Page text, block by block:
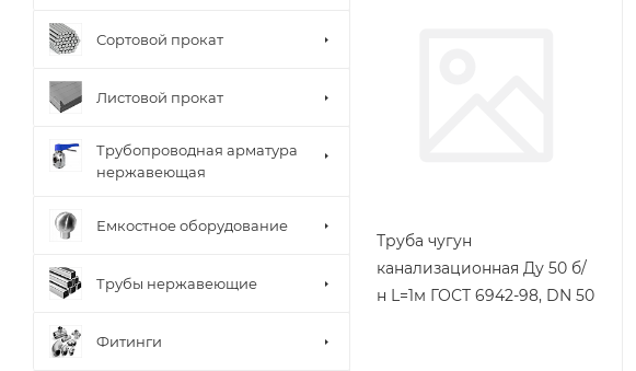
Труба чугун
канализационная Ду 50 б/
н L=1м ГОСТ 6942-98, DN 50
Сортовой прокат
Листовой прокат
Трубопроводная арматура
нержавеющая
Емкостное оборудование
Трубы нержавеющие
Фитинги